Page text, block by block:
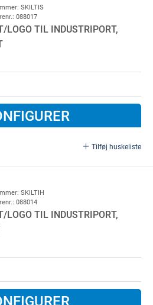
SKILTIS
088017
LOGO TIL INDUSTRIPORT,
Tilføj huskeliste
SKILTIH
088014
LOGO TIL INDUSTRIPORT,